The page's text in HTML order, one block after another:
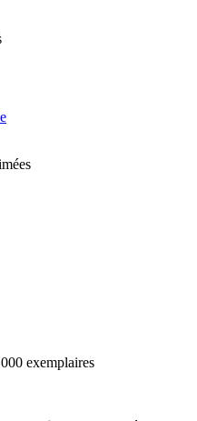
exemplaires